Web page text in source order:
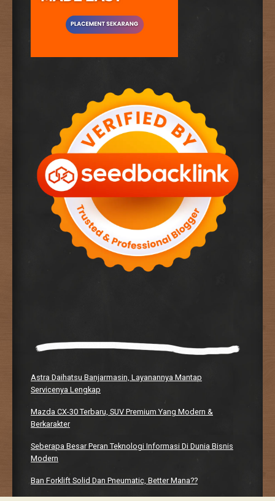
Astra Daihatsu Banjarmasin, Layanannya Mantap
Servicenya Lengkap
Mazda CX-30 Terbaru, SUV Premium Yang Modern &
Berkarakter
Seberapa Besar Peran Teknologi Informasi Di Dunia Bisnis
Modern
Ban Forklift Solid Dan Pneumatic, Better Mana??